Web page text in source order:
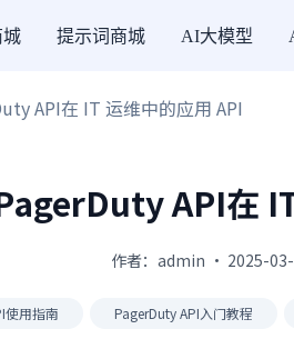
城 提示词商城 AI大模型
API在 IT 运维中的应用 API
API在
作者：admin · 2025-
使用指南 PagerDuty API入门教程